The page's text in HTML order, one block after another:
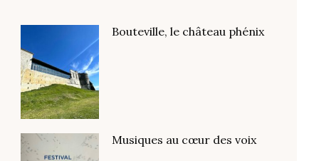
Bouteville, le château phénix
Musiques au cœur des voix